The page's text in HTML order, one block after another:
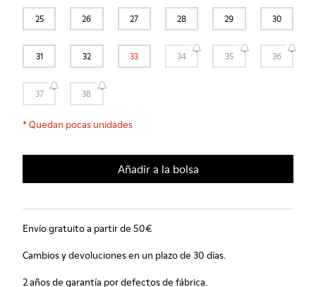
25 26 27 28 29 30
31 32 33 34 35 36
37 38
*Quedan pocas unidades
Añadir a la bolsa
Envío gratuito a partir de 50€
Cambios y devoluciones en un plazo de 30 días.
2 años de garantía por defectos de fábrica.